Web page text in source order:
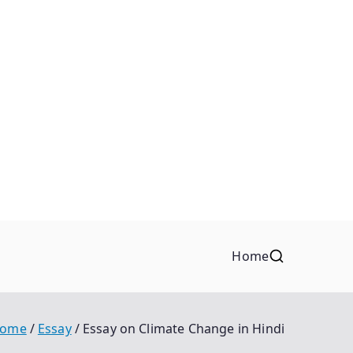
Home
Essay Essay on Climate Change in Hindi